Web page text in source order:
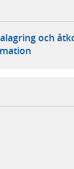
och
i ny flik,
extern
i ny flik, extern
e-postklient,